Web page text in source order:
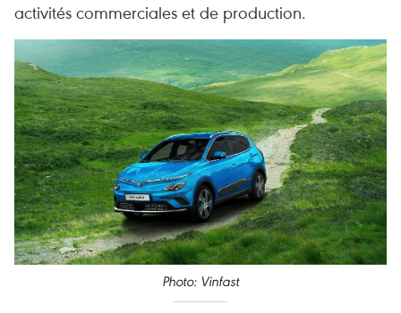
activités commerciales et de production.
Photo: Vinfast